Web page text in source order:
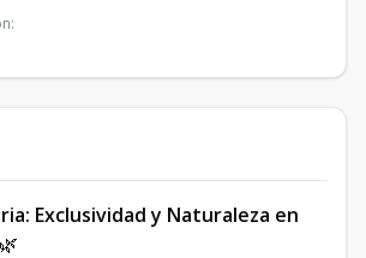
:
Exclusividad y Naturaleza en
🌿